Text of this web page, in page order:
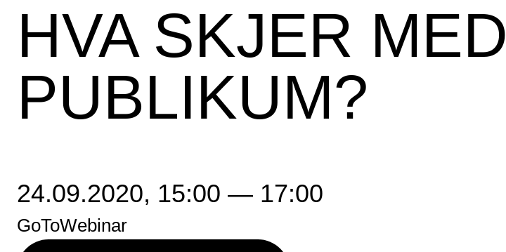
HVA SKJER MED
PUBLIKUM?
24.09.2020, 15:00 — 17:00
GoToWebinar